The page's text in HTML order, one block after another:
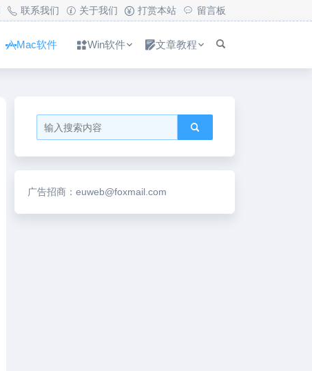
联系我们 关于我们 打赏本站 留言板
Mac软件 Win软件 文章教程
广告招商：euweb@foxmail.com